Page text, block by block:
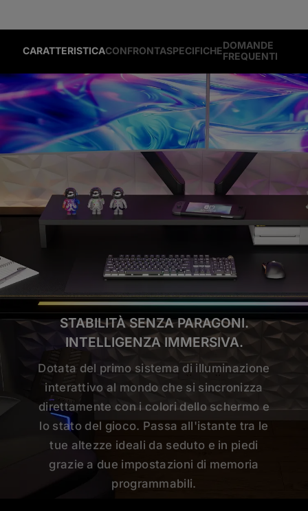
CARATTERISTICACONFRONTASPECIFICHEDOMANDE
FREQUENTI
STABILITÀ SENZA PARAGONI.
INTELLIGENZA IMMERSIVA.
Dotata del primo sistema di illuminazione
interattivo al mondo che si sincronizza
direttamente con i colori dello schermo e
lo stato del gioco. Passa all'istante tra le
tue altezze ideali da seduto e in piedi
grazie a due impostazioni di memoria
programmabili.